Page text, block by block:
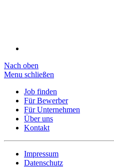
Nach oben
Menu schließen
Job finden
Für Bewerber
Für Unternehmen
Über uns
Kontakt
Impressum
Datenschutz